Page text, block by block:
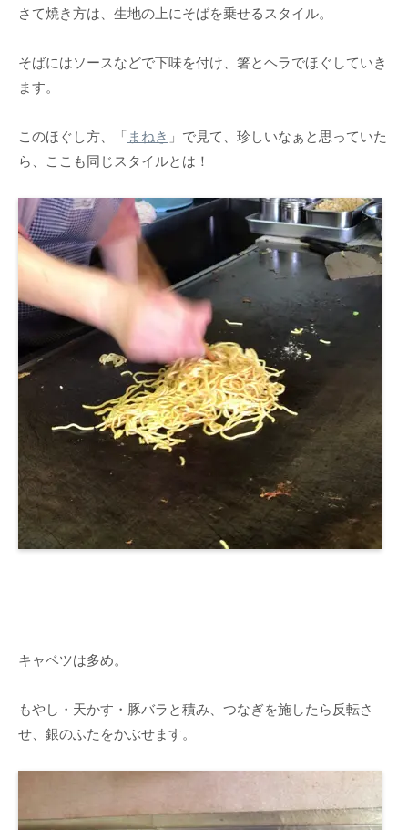
さて焼き方は、生地の上にそばを乗せるスタイル。
そばにはソースなどで下味を付け、箸とヘラでほぐしていき
ます。
このほぐし方、「 まねき 」で見て、珍しいなぁと思っていた
ら、ここも同じスタイルとは！
キャベツは多め。
もやし・天かす・豚バラと積み、つなぎを施したら反転さ
せ、銀のふたをかぶせます。